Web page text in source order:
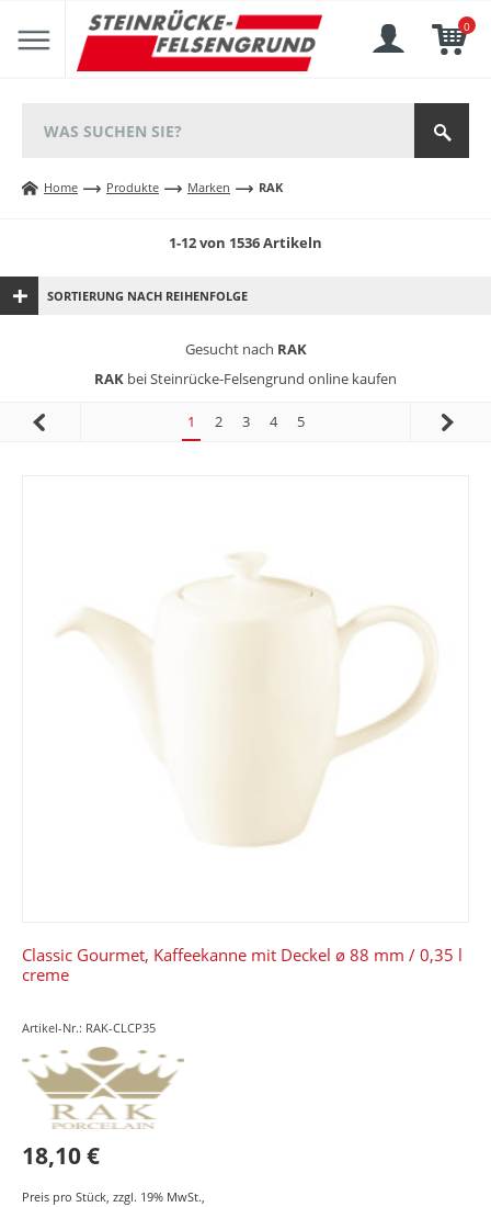
0
Home Produkte Marken RAK
1-12 von 1536 Artikeln
SORTIERUNG NACH REIHENFOLGE
Gesucht nach RAK
RAK bei Steinrücke-Felsengrund online kaufen
1 2 3 4 5
Classic Gourmet, Kaffeekanne mit Deckel ø 88 mm / 0,35 l
creme
Artikel-Nr.: RAK-CLCP35
18,10 €
Preis pro Stück zzgl. 19% MwSt.